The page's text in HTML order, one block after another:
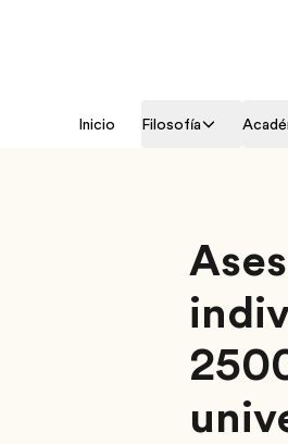
Inicio Filosofía